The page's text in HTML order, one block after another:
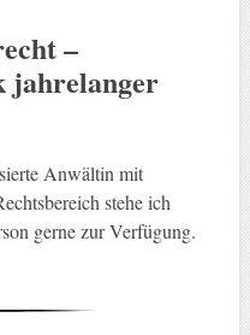
–
jahrelanger
Anwältin mit
stehe ich
gerne zur Verfügung.